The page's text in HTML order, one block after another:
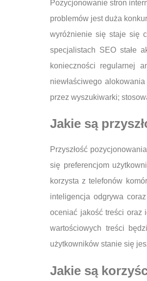
Pozycjonowanie stron
problemów jest duża
wyróżnienie się staje się
specjalistach SEO stałe
konieczności regularnej
niewłaściwego
przez wyszukiwarki;
Jakie są
Przyszłość
się preferencjom
korzysta z telefonów
inteligencja odgrywa
oceniać jakość treści oraz
wartościowych treści
użytkowników stanie się
Jakie są